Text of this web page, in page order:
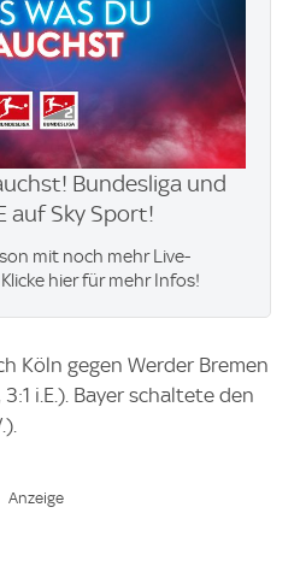
Bundesliga und
auf Sky Sport!
mit noch mehr Live-
hier für mehr Infos!
Köln gegen Werder Bremen
i.E.). Bayer schaltete den